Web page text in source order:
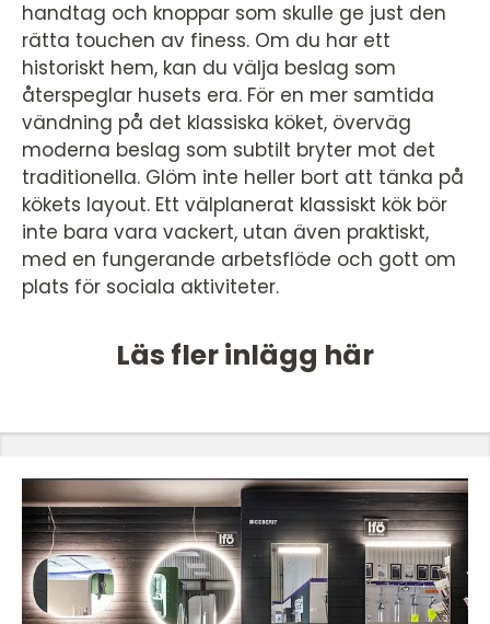
handtag och knoppar som skulle ge just den
rätta touchen av finess. Om du har ett
historiskt hem, kan du välja beslag som
återspeglar husets era. För en mer samtida
vändning på det klassiska köket, överväg
moderna beslag som subtilt bryter mot det
traditionella. Glöm inte heller bort att tänka på
kökets layout. Ett välplanerat klassiskt kök bör
inte bara vara vackert, utan även praktiskt,
med en fungerande arbetsflöde och gott om
plats för sociala aktiviteter.
Läs fler inlägg här